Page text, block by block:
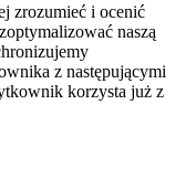
zrozumieć i ocenić
naszą
z następującymi
korzysta już z